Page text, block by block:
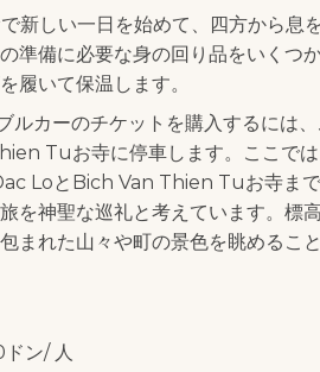
新しい一日を始めて、四方から息
準備に必要な身の回り品をいくつ
履いて保温します。
カーのチケットを購入するには、
Tuお寺に停車します。ここで
LoとBich Van Thien Tuお寺まで
を神聖な巡礼と考えています。標
まれた山々や町の景色を眺めること
ン/ 人